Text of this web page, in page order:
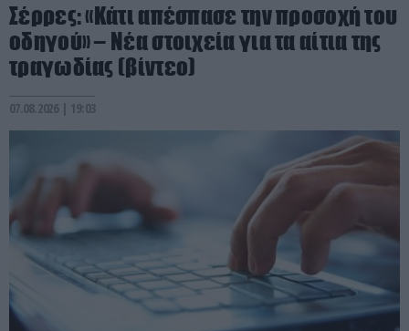
Σέρρες: «Κάτι απέσπασε την προσοχή του
οδηγού» – Νέα στοιχεία για τα αίτια της
τραγωδίας (βίντεο)
07.08.2026 | 19:03